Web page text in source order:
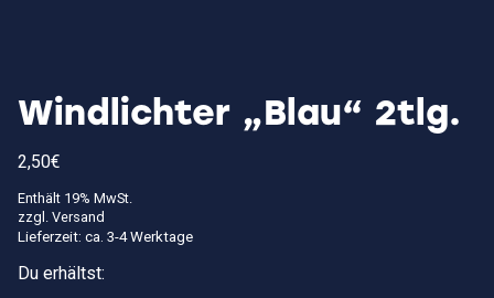
Windlichter „Blau“ 2tlg.
2,50€
Enthält 19% MwSt.
zzgl. Versand
Lieferzeit: ca. 3-4 Werktage
Du erhältst: